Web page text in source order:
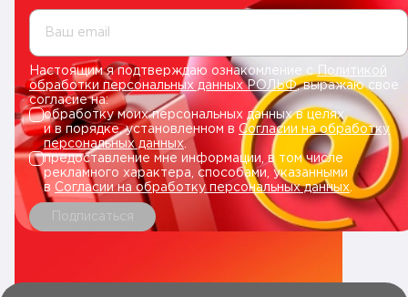
Ваш email
Настоящим я подтверждаю ознакомление сПолитикой
обработки персональных данных РОЛЬФ, выражаю свое
согласие на:
обработку моих персональных данных в целях
и в порядке, установленном в Согласии на обработку
персональных данных.
предоставление мне информации, в том числе
рекламного характера, способами, указанными
в Согласии на обработку персональных данных
Подписаться